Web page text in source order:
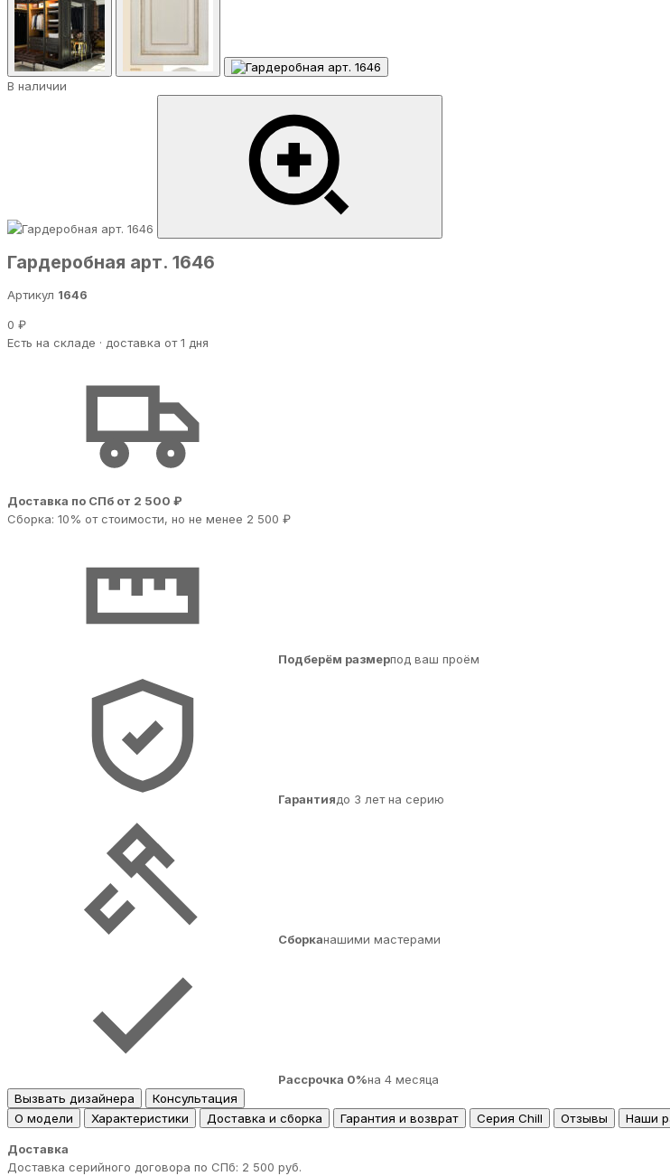
В наличии
Гардеробная арт. 1646
Артикул 1646
0 ₽
Есть на складе · доставка от 1 дня
Доставка по СПб от 2 500 ₽
Сборка: 10% от стоимости, но не менее 2 500 ₽
Подберём размерпод ваш проём
Гарантиядо 3 лет на серию
Сборканашими мастерами
Рассрочка 0%на 4 месяца
Вызвать дизайнера
Консультация
О модели
Характеристики Доставка и сборка Гарантия и возврат Серия Chill Отзывы Наши
Доставка
Доставка серийного договора по СПб: 2 500 руб.